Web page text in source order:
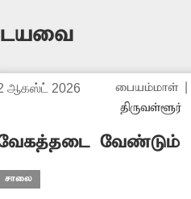
ஆகஸ்ட் 2026 பையம்மாள்|
திருவள்ளூர்
வேண்டும்
சாலை